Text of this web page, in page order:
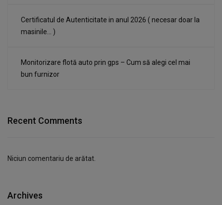
Certificatul de Autenticitate in anul 2026 ( necesar doar la
masinile… )
Monitorizare flotă auto prin gps – Cum să alegi cel mai
bun furnizor
Recent Comments
Niciun comentariu de arătat.
Archives